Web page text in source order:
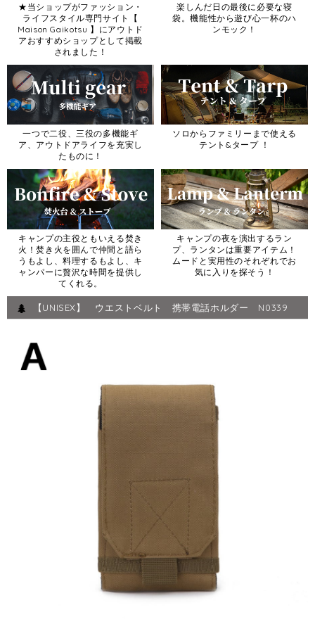
★当ショップがファッション・
ライフスタイル専門サイト【
Maison Gaikotsu 】にアウトド
アおすすめショップとして掲載
されました！
楽しんだ日の最後に必要な寝
袋。機能性から遊び心一杯のハ
ンモック！
一つで二役、三役の多機能ギ
ア、アウトドアライフを充実し
たものに！
ソロからファミリーまで使える
テント&タープ ！
キャンプの主役ともいえる焚き
火！焚き火を囲んで仲間と語ら
うもよし、料理するもよし、キ
ャンパーに贅沢な時間を提供し
てくれる。
キャンプの夜を演出するラン
プ、ランタンは重要アイテム！
ムードと実用性のそれぞれでお
気に入りを探そう！
【UNISEX】 ウエストベルト 携帯電話ホルダー N0339